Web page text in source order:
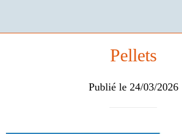
Pellets
Publié le 24/03/2026